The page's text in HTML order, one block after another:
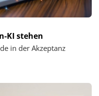
KI stehen
in der Akzeptanz